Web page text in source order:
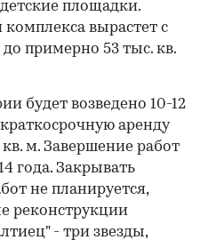
площадки.
вырастет с
примерно 53 тыс. кв.
будет возведено 10-12
аренду
м. Завершение работ
года. Закрывать
не планируется,
реконструкции
- три звезды,